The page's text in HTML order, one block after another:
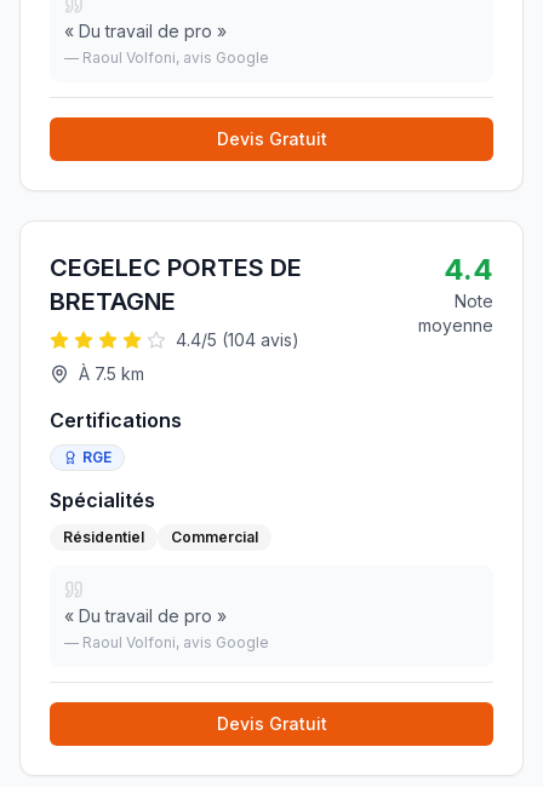
« Du travail de pro »
— Raoul Volfoni, avis Google
Devis Gratuit
CEGELEC PORTES DE
BRETAGNE
4.4/5 (104 avis)
À 7.5 km
4.4
Note
moyenne
Certifications
RGE
Spécialités
Résidentiel Commercial
« Du travail de pro »
— Raoul Volfoni, avis Google
Devis Gratuit